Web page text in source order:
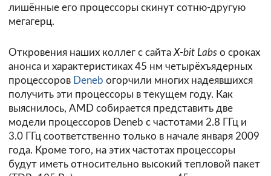
лишённые его процессоры скинут сотню-другую
мегагерц.
Откровения наших коллег с сайта X-bit Labs о сроках
анонса и характеристиках 45 нм четырёхъядерных
процессоров Deneb огорчили многих надеявшихся
получить эти процессоры в текущем году. Как
выяснилось, AMD собирается представить две
модели процессоров Deneb с частотами 2.8 ГГц и
3.0 ГГц соответственно только в начале января 2009
года. Кроме того, на этих частотах процессоры
будут иметь относительно высокий тепловой пакет